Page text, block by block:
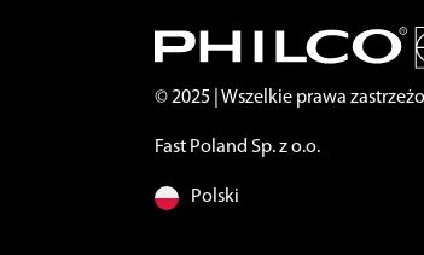
© 2025 | Wszelkie prawa
Fast Poland Sp. z o.o.
Polski